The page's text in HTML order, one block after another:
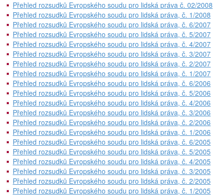
Přehled rozsudků Evropského soudu pro lidská práva č. 02/2008
Přehled rozsudků Evropského soudu pro lidská práva, č. 1/2008
Přehled rozsudků Evropského soudu pro lidská práva, č. 6/2007
Přehled rozsudků Evropského soudu pro lidská práva, č. 5/2007
Přehled rozsudků Evropského soudu pro lidská práva, č. 4/2007
Přehled rozsudků Evropského soudu pro lidská práva, č. 3/2007
Přehled rozsudků Evropského soudu pro lidská práva, č. 2/2007
Přehled rozsudků Evropského soudu pro lidská práva, č. 1/2007
Přehled rozsudků Evropského soudu pro lidská práva, č. 6/2006
Přehled rozsudků Evropského soudu pro lidská práva, č. 5/2006
Přehled rozsudků Evropského soudu pro lidská práva, č. 4/2006
Přehled rozsudků Evropského soudu pro lidská práva, č. 3/2006
Přehled rozsudků Evropského soudu pro lidská práva, č. 2/2006
Přehled rozsudků Evropského soudu pro lidská práva, č. 1/2006
Přehled rozsudků Evropského soudu pro lidská práva, č. 6/2005
Přehled rozsudků Evropského soudu pro lidská práva, č. 5/2005
Přehled rozsudků Evropského soudu pro lidská práva, č. 4/2005
Přehled rozsudků Evropského soudu pro lidská práva, č. 3/2005
Přehled rozsudků Evropského soudu pro lidská práva, č. 2/2005
Přehled rozsudků Evropského soudu pro lidská práva, č. 1/2005